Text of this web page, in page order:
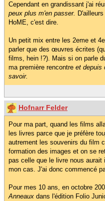
Cependant en grandissant j'ai
peux plus m'en passer.
HoME, c'est dire.
Un petit mix entre les 2eme et
parler que des œuvres écrites
films, hein !?). Mais si on parle
ma première rencontre et depuis
savoir.
Hofnarr Felder
Pour ma part, quand les films
les livres parce que je préfère
autrement les souvenirs du film
formation des images et on se
pas celle que le livre nous
mon cas. J'ai donc commencé
Pour mes 10 ans, en octobre
Anneaux dans l'édition Folio